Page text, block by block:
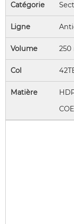
Catégorie
Ligne
Volume 250
Col
Matière